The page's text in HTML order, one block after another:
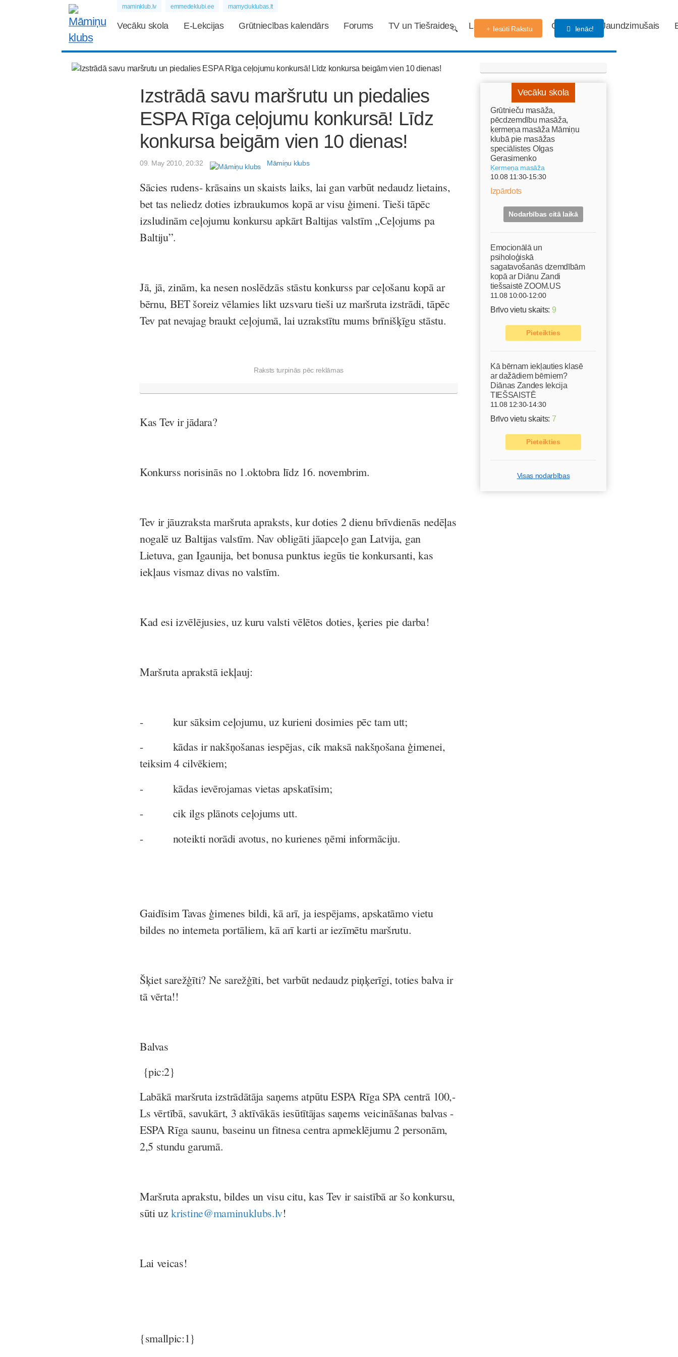
maminklub.lv emmedeklubi.ee mamyciuklubas.lt
Vecāku skola E-Lekcijas Grūtniecības kalendārs Forums TV un Tiešraides Labdarības fonds Gaidības Jaundzimušais
Iesūti Rakstu Ienāc!
Izstrādā savu maršrutu un piedalies
ESPA Rīga ceļojumu konkursā! Līdz
konkursa beigām vien 10 dienas!
09. May 2010, 20:32 Māmiņu klubs
Sācies rudens- krāsains un skaists laiks, lai gan varbūt nedaudz lietains,
bet tas neliedz doties izbraukumos kopā ar visu ģimeni. Tieši tāpēc
izsludinām ceļojumu konkursu apkārt Baltijas valstīm „Ceļojums pa
Baltiju”.
Jā, jā, zinām, ka nesen noslēdzās stāstu konkurss par ceļošanu kopā ar
bērnu, BET šoreiz vēlamies likt uzsvaru tieši uz maršruta izstrādi, tāpēc
Tev pat nevajag braukt ceļojumā, lai uzrakstītu mums brīnišķīgu stāstu.
Raksts turpinās pēc reklāmas
Kas Tev ir jādara?
Konkurss norisinās no 1.oktobra līdz 16. novembrim.
Tev ir jāuzraksta maršruta apraksts, kur doties 2 dienu brīvdienās nedēļas
nogalē uz Baltijas valstīm. Nav obligāti jāapceļo gan Latvija, gan
Lietuva, gan Igaunija, bet bonusa punktus iegūs tie konkursanti, kas
iekļaus vismaz divas no valstīm.
Kad esi izvēlējusies, uz kuru valsti vēlētos doties, ķeries pie darba!
Maršruta aprakstā iekļauj:
- kur sāksim ceļojumu, uz kurieni dosimies pēc tam utt;
- kādas ir nakšņošanas iespējas, cik maksā nakšņošana ģimenei,
teiksim 4 cilvēkiem;
- kādas ievērojamas vietas apskatīsim;
- cik ilgs plānots ceļojums utt.
- noteikti norādi avotus, no kurienes ņēmi informāciju.
Gaidīsim Tavas ģimenes bildi, kā arī, ja iespējams, apskatāmo vietu
bildes no interneta portāliem, kā arī karti ar iezīmētu maršrutu.
Šķiet sarežģīti? Ne sarežģīti, bet varbūt nedaudz piņķerīgi, toties balva ir
tā vērta!!
Balvas
{pic:2}
Labākā maršruta izstrādātāja saņems atpūtu ESPA Rīga SPA centrā 100,-
Ls vērtībā, savukārt, 3 aktīvākās iesūtītājas saņems veicināšanas balvas -
ESPA Rīga saunu, baseinu un fitnesa centra apmeklējumu 2 personām,
2,5 stundu garumā.
Maršruta aprakstu, bildes un visu citu, kas Tev ir saistībā ar šo konkursu,
sūti uzkristine@maminuklubs.lv!
Lai veicas!
{smallpic:1}
Vecāku skola
Grūtnieču masāža,
pēcdzemdību masāža,
ķermeņa masāža Māmiņu
klubā pie masāžas
speciālistes Olgas
Gerasimenko
Ķermeņa masāža
10.08 11:30-15:30
Izpārdots
Nodarbības citā laikā
Emocionālā un
psiholoģiskā
sagatavošanās dzemdībām
kopā ar Diānu Zandi
tiešsaistē ZOOM.US
11.08 10:00-12:00
Brīvo vietu skaits: 9
Pieteikties
Kā bērnam iekļauties klasē
ar dažādiem bērniem?
Diānas Zandes lekcija
TIEŠSAISTĒ
11.08 12:30-14:30
Brīvo vietu skaits: 7
Pieteikties
Visas nodarbības